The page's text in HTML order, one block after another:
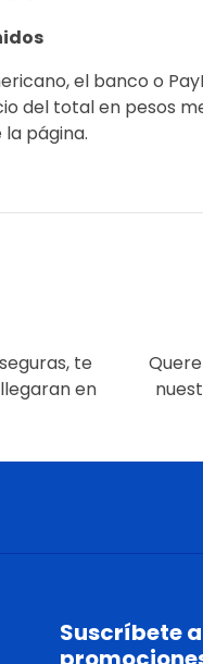
el banco o
del total en pesos
página.
te
en
Suscríbete